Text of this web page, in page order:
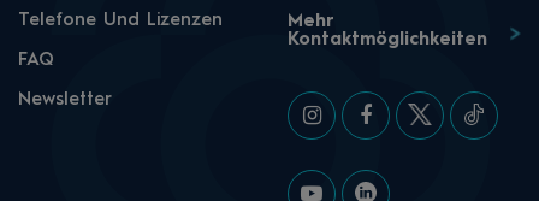
Telefone Und Lizenzen
FAQ
Newsletter
Mehr
Kontaktmöglichkeiten